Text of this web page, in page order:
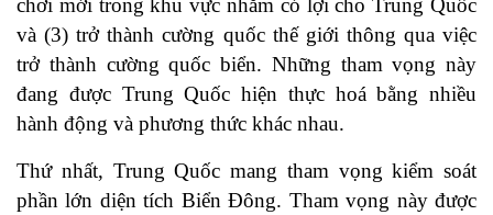
chơi mới trong khu vực nhằm có lợi cho Trung Quốc
và (3) trở thành cường quốc thế giới thông qua việc
trở thành cường quốc biển. Những tham vọng này
đang được Trung Quốc hiện thực hoá bằng nhiều
hành động và phương thức khác nhau.
Thứ nhất, Trung Quốc mang tham vọng kiểm soát
phần lớn diện tích Biển Đông. Tham vọng này được